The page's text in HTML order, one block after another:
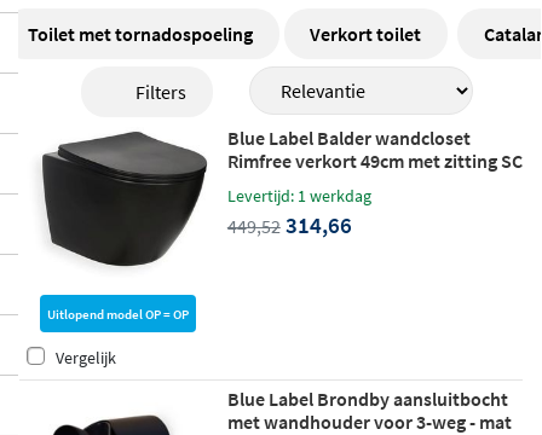
oderne badkamer. Van wandclosets en wa
stafelkranen tot douchesets, keramische
wastafels en toiletaccessoires: alles is ver
krijgbaar in dezelfde diepe, matte zwarte
afwerking. De producten zijn vervaardigd
van
hoogwaardig keramiek en messing, e
n combineren tijdloos design met praktisc
h gebruiksgemak. Of je nu een complete b
adkamer inricht of een bestaande ruimte
een nieuwe look geeft, dit assortiment bie
dt voor elk onderdeel een passende oplos
sing.
Toilet met tornadospoeling Verkort toilet
Filters
Uitlopend model OP = OP
Blue Label Balder wandcloset
Rimfree verkort 49cm met zitting SC
& QR - mat zwart
Levertijd: 1 werkdag
449,52 314,66
Vergelijk
Blue Label Brondby aansluitbocht
met wandhouder voor 3-weg - mat